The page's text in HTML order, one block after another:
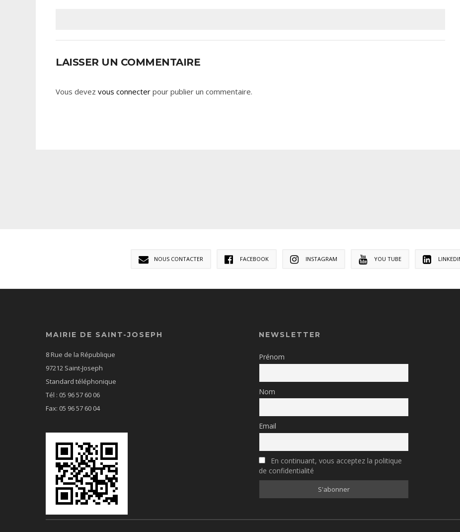
LAISSER UN COMMENTAIRE
Vous devez vous connecter pour publier un commentaire.
NOUS CONTACTER FACEBOOK INSTAGRAM YOU TUBE
MAIRIE DE SAINT-JOSEPH
8 Rue de la République
97212 Saint-Joseph
Standard téléphonique
Tél : 05 96 57 60 06
Fax: 05 96 57 60 04
NEWSLETTER
Prénom
Nom
Email
En continuant, vous acceptez la politique
de confidentialité